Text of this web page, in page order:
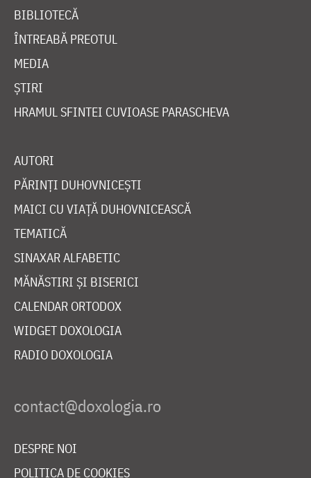
BIBLIOTECĂ
ÎNTREABĂ PREOTUL
MEDIA
ȘTIRI
HRAMUL SFINTEI CUVIOASE PARASCHEVA
AUTORI
PĂRINȚI DUHOVNICEȘTI
MAICI CU VIAȚĂ DUHOVNICEASCĂ
TEMATICĂ
SINAXAR ALFABETIC
MĂNĂSTIRI ȘI BISERICI
CALENDAR ORTODOX
WIDGET DOXOLOGIA
RADIO DOXOLOGIA
DESPRE NOI
POLITICA DE COOKIES